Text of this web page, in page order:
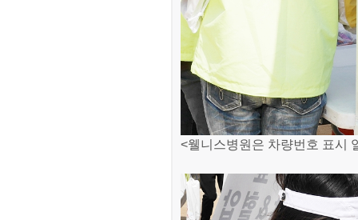
<웰니스병원은 차량번호 표시